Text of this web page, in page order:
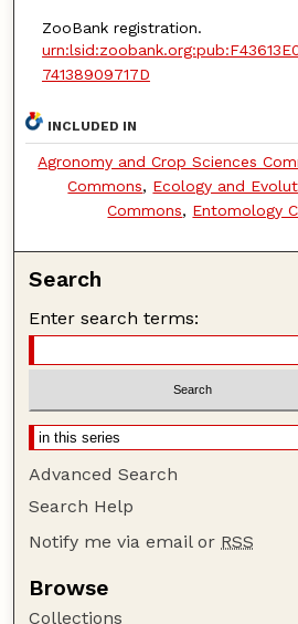
ZooBank registration.
74138909717D
INCLUDED IN
Agronomy and Crop Sciences
Commons, Ecology and
Commons, Entomology
Search
Enter search terms:
Advanced Search
Search Help
Notify me via email or RSS
Browse
Collections